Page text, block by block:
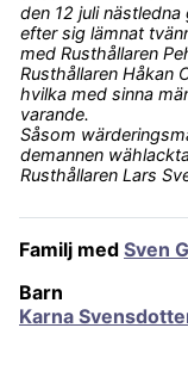
den 12 juli
efter sig lämnat
med Rusthållaren
Rusthållaren Håkan
hvilka med sinna
varande.
Såsom
demannen
Rusthållaren Lars
Familj med Sven
Barn
Karna